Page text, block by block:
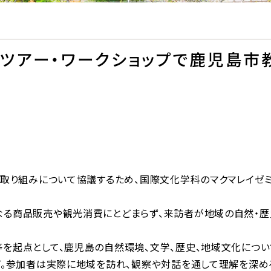
アー・ワークショップで鹿児島
り組みについて協議するため、国際文化学科のマクマレイ
商品販売や観光消費にとどまらず、来訪者が地域の自然・
起点として、鹿児島の自然環境、文学、歴史、地域文化につ
参加者は実際に地域を訪れ、観察や対話を通して理解を深